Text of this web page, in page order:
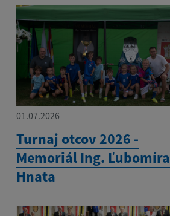
01.07.2026
Turnaj otcov 2026 -
Memoriál Ing. Ľubomíra
Hnata